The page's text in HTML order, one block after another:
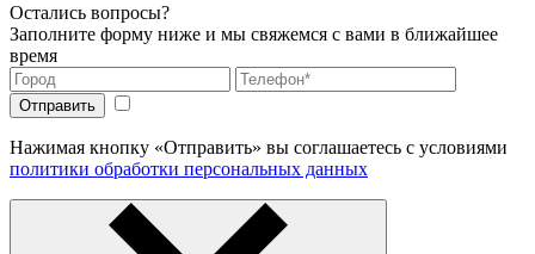
Остались вопросы?
Заполните форму ниже и мы свяжемся с вами в ближайшее
время
Нажимая кнопку «Отправить» вы соглашаетесь с условиями
политики обработки персональных данных